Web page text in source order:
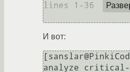
lines 1-36
И вот:
analyze critical-